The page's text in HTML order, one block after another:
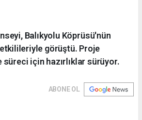
Balıkyolu Köprüsü'nün
görüştü. Proje
süreci için hazırlıklar sürüyor.
ABONE OL